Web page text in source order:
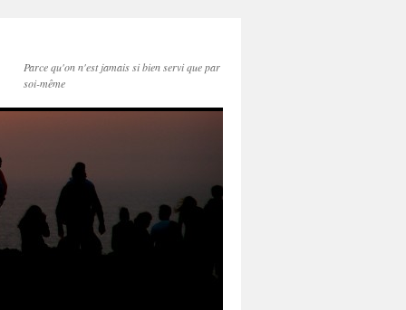
Parce qu'on n'est jamais si bien servi que par
soi-même